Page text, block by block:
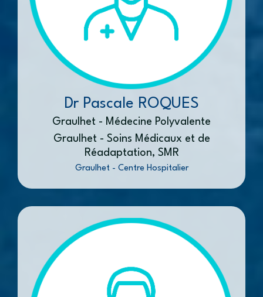
Dr Pascale ROQUES
Graulhet - Médecine Polyvalente
Graulhet - Soins Médicaux et de
Réadaptation, SMR
Graulhet - Centre Hospitalier